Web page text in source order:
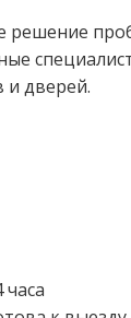
решение
и дверей.